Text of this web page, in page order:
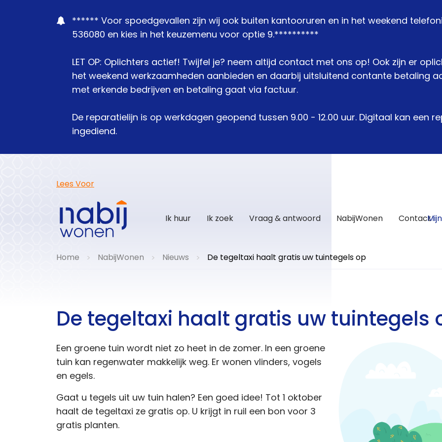
****** Voor spoedgevallen zijn wij ook buiten kantooruren en in het weekend
536080 en kies in het keuzemenu voor optie 9.**********
LET OP: Oplichters actief! Twijfel je? neem altijd contact met ons op! Ook zijn er
het weekend werkzaamheden aanbieden en daarbij uitsluitend contante betaling
met erkende bedrijven en betaling gaat via factuur.
De reparatielijn is op werkdagen geopend tussen 9.00 - 12.00 uur. Digitaal kan een
ingediend.
Lees Voor
Ik huur Ik zoek Vraag & antwoord NabijWonen Contact
Home > NabijWonen > Nieuws > De tegeltaxi haalt gratis uw tuintegels op
De tegeltaxi haalt gratis uw tuintegels
Een groene tuin wordt niet zo heet in de zomer. In een groene
tuin kan regenwater makkelijk weg. Er wonen vlinders, vogels
en egels.
Gaat u tegels uit uw tuin halen? Een goed idee! Tot 1 oktober
haalt de tegeltaxi ze gratis op. U krijgt in ruil een bon voor 3
gratis planten.